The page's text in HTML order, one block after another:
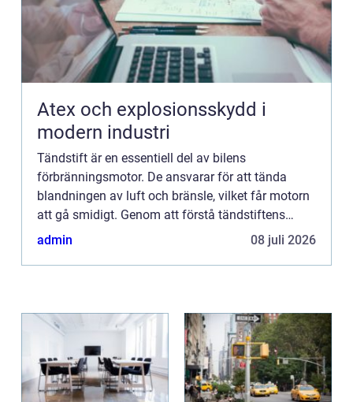
Atex och explosionsskydd i
modern industri
Tändstift är en essentiell del av bilens
förbränningsmotor. De ansvarar för att tända
blandningen av luft och bränsle, vilket får motorn
att gå smidigt. Genom att förstå tändstiftens
olik...
admin 08 juli 2026